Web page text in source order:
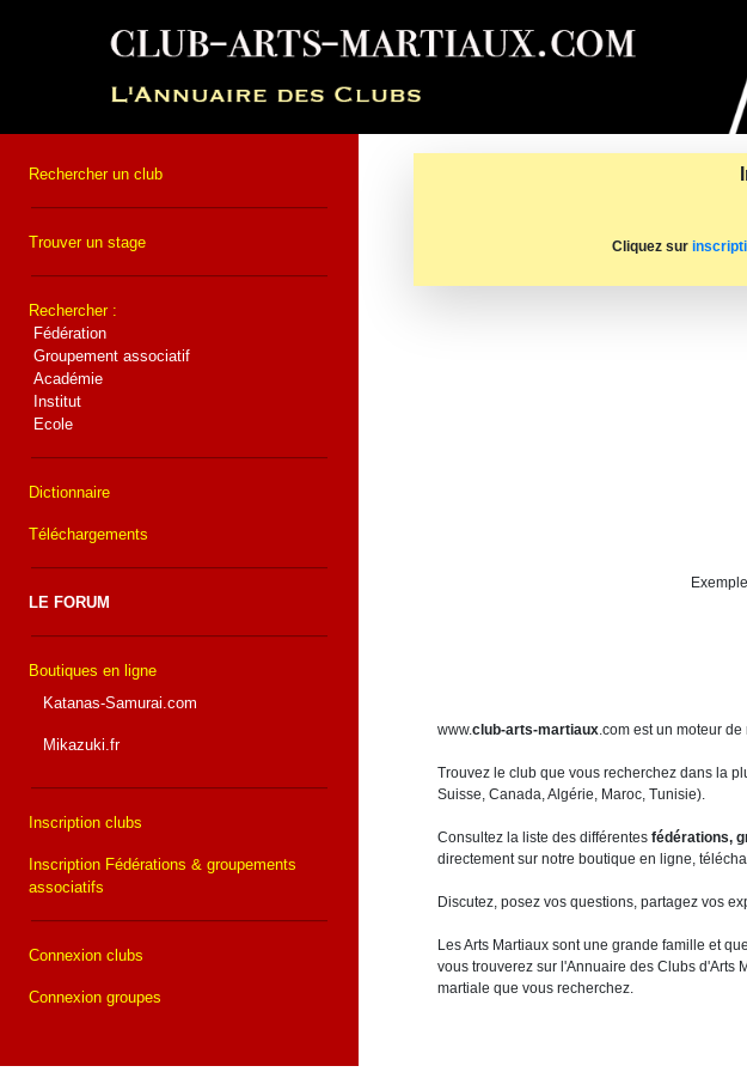
Rechercher un club
Trouver un stage
Rechercher :
Fédération
Groupement associatif
Académie
Institut
Ecole
Dictionnaire
Téléchargements
LE FORUM
Boutiques en ligne
Katanas-Samurai.com
Mikazuki.fr
Inscription clubs
Inscription Fédérations & groupements
associatifs
Connexion clubs
Connexion groupes
Cliquez sur
www.club-arts-martiaux.com est un moteur
Trouvez le club que vous recherchez dans la
Suisse, Canada, Algérie, Maroc, Tunisie).
Consultez la liste des différentes fédérations,
directement sur notre boutique en ligne,
Discutez, posez vos questions, partagez vos
Les Arts Martiaux sont une grande famille et
vous trouverez sur l'Annuaire des Clubs d'Arts
martiale que vous recherchez.